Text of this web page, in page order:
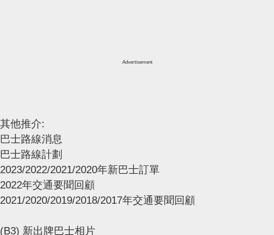
Advertisement
其他推介:
巴士路線消息
巴士路線計劃
2023/2022/2021/2020年新巴士訂單
2022年交通要聞回顧
2021/2020/2019/2018/2017年交通要聞回顧
(B3) 新出牌巴士相片